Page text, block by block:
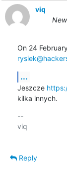
viq
...
Jeszcze
kilka innych.
--
viq
Reply